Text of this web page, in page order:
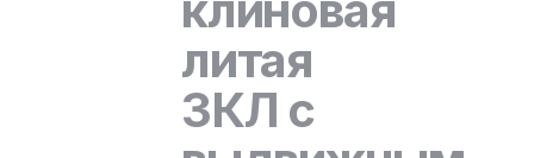
литая
ЗКЛ с